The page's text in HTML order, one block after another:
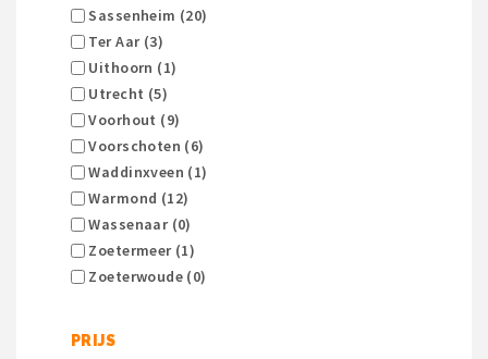
Sassenheim (20)
Ter Aar (3)
Uithoorn (1)
Utrecht (5)
Voorhout (9)
Voorschoten (6)
Waddinxveen (1)
Warmond (12)
Wassenaar (0)
Zoetermeer (1)
Zoeterwoude (0)
PRIJS